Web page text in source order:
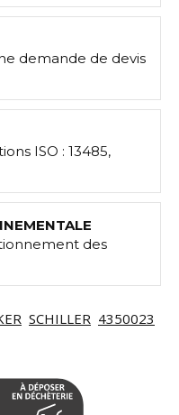
demande de devis
ISO : 13485,
des
SCHILLER 4350023